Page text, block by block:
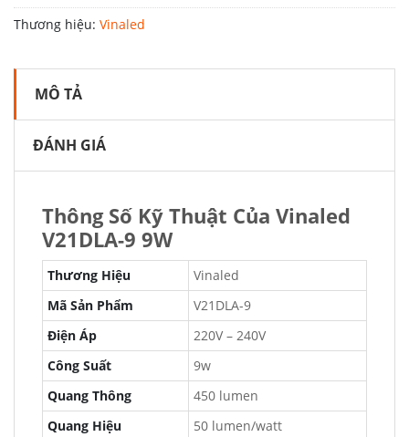
Thương hiệu: Vinaled
MÔ TẢ
ĐÁNH GIÁ
Thông Số Kỹ Thuật Của Vinaled
V21DLA-9 9W
Thương Hiệu
Vinaled
Mã Sản Phẩm
V21DLA-9
Điện Áp
220V – 240V
Công Suất
9w
Quang Thông
450 lumen
Quang Hiệu
50 lumen/watt